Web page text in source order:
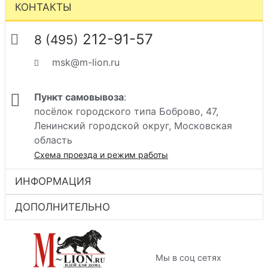
КОНТАКТЫ
8 (495) 212-91-57
msk@m-lion.ru
Пункт самовывоза:
посёлок городского типа Боброво, 47,
Ленинский городской округ, Московская
область
Схема проезда и режим работы
ИНФОРМАЦИЯ
ДОПОЛНИТЕЛЬНО
Мы в соц сетях